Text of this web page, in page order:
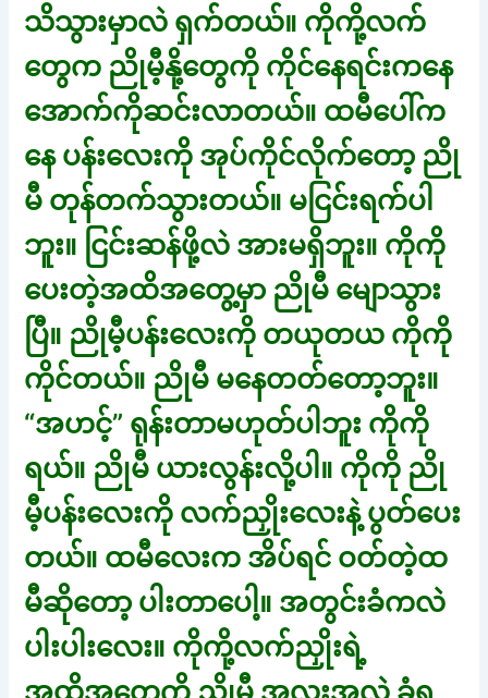
သိသွားမှာလဲ ရှက်တယ်။ ကိုကို့လက်
တွေက ညိုမီ့နို့တွေကို ကိုင်နေရင်းကနေ
အောက်ကိုဆင်းလာတယ်။ ထမီပေါ်က
နေ ပန်းလေးကို အုပ်ကိုင်လိုက်တော့ ညို
မီ တုန်တက်သွားတယ်။ မငြင်းရက်ပါ
ဘူး။ ငြင်းဆန်ဖို့လဲ အားမရှိဘူး။ ကိုကို
ပေးတဲ့အထိအတွေ့မှာ ညိုမီ မျောသွား
ပြီ။ ညိုမီ့ပန်းလေးကို တယုတယ ကိုကို
ကိုင်တယ်။ ညိုမီ မနေတတ်တော့ဘူး။
“အဟင့်” ရုန်းတာမဟုတ်ပါဘူး ကိုကို
ရယ်။ ညိုမီ ယားလွန်းလို့ပါ။ ကိုကို ညို
မီ့ပန်းလေးကို လက်ညှိုးလေးနဲ့ ပွတ်ပေး
တယ်။ ထမီလေးက အိပ်ရင် ဝတ်တဲ့ထ
မီဆိုတော့ ပါးတာပေါ့။ အတွင်းခံကလဲ
ပါးပါးလေး။ ကိုကို့လက်ညှိုးရဲ့